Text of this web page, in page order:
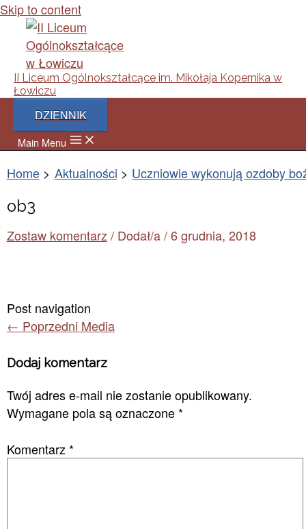
Skip to content
II Liceum Ogólnokształcące im. Mikołaja Kopernika w
Łowiczu
DZIENNIK
Main Menu
Home Aktualności Uczniowie wykonują ozdoby
ob3
Zostaw komentarz / Dodał/a /6 grudnia, 2018
Post navigation
← Poprzedni Media
Dodaj komentarz
Twój adres e-mail nie zostanie opublikowany.
Wymagane pola są oznaczone *
Komentarz *